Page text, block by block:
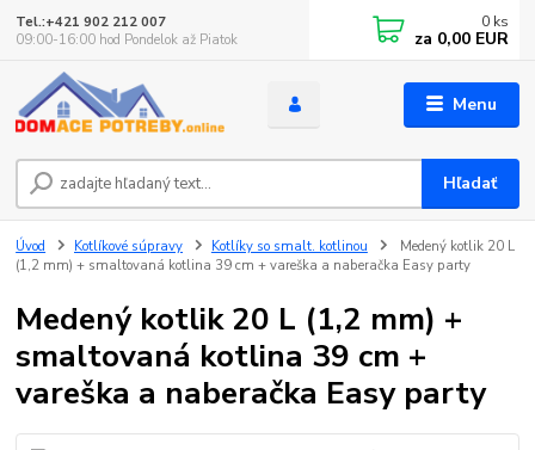
Menu
Hľadať
Tel.:+421 902 212 007
09:00-16:00 hod Pondelok až Piatok
0 ks
za 0,00 EUR
Úvod Kotlíkové súpravy Kotlíky so smalt. kotlinou
Medený kotlik 20 L
(1,2 mm) + smaltovaná kotlina 39 cm + vareška a naberačka Easy party
Medený kotlik 20 L (1,2 mm) +
smaltovaná kotlina 39 cm +
vareška a naberačka Easy party